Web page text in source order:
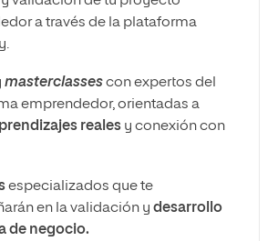
a través de la plataforma
masterclassescon expertos del
emprendedor, orientadas a
reales y conexión con
especializados que te
en la validación y desarrollo
de negocio.